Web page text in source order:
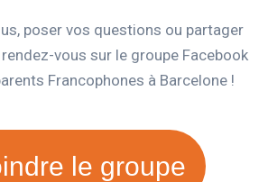
poser vos questions ou partager
vous sur le groupe Facebook
Francophones à Barcelone !
le groupe